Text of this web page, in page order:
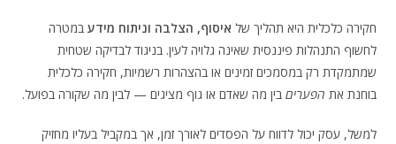
חקירה כלכלית היא תהליך של איסוף, הצלבה וניתוח מידע במטרה
לחשוף התנהלות פיננסית שאינה גלויה לעין. בניגוד לבדיקה שטחית
שמתמקדת רק במסמכים זמינים או בהצהרות רשמיות, חקירה כלכלית
בוחנת את הפערים בין מה שאדם או גוף מציגים — לבין מה שקורה בפועל.
למשל, עסק יכול לדווח על הפסדים לאורך זמן, אך במקביל בעליו מחזיק